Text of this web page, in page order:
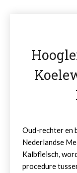
Oud-rechter en
Nederlandse
Kalbfleisch,
procedure